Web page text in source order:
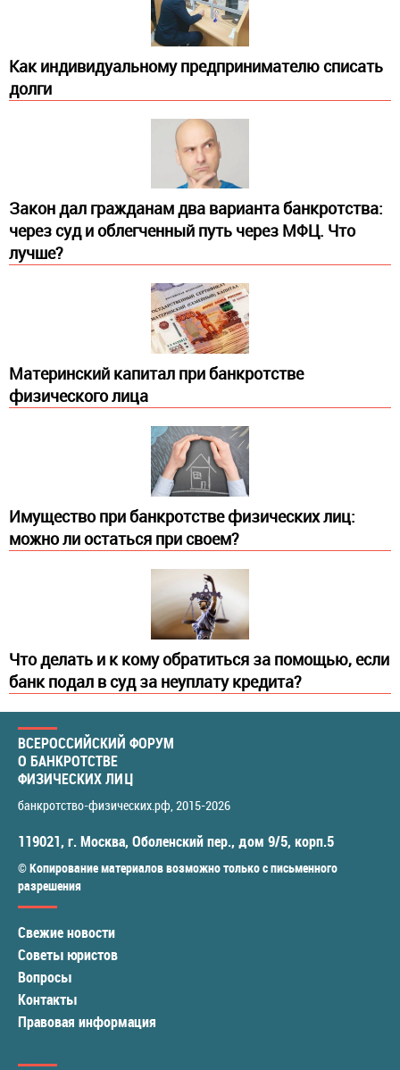
Как индивидуальному предпринимателю списать
долги
Закон дал гражданам два варианта банкротства:
через суд и облегченный путь через МФЦ. Что
лучше?
Материнский капитал при банкротстве
физического лица
Имущество при банкротстве физических лиц:
можно ли остаться при своем?
Что делать и к кому обратиться за помощью, если
банк подал в суд за неуплату кредита?
ВСЕРОССИЙСКИЙ ФОРУМ
О БАНКРОТСТВЕ
ФИЗИЧЕСКИХ ЛИЦ
банкротство-физических.рф , 2015-2026
119021, г. Москва, Оболенский пер., дом 9/5, корп.5
© Копирование материалов возможно только с письменного
разрешения
Свежие новости
Советы юристов
Вопросы
Контакты
Правовая информация